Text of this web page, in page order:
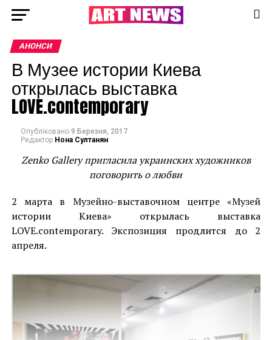
АНОНСИ
В Музее истории Киева
открылась выставка
LOVE.contemporary
Опубліковано 9 Березня, 2017
Редактор Нона Султанян
Zenko Gallery пригласила украинских художников
поговорить о любви
2 марта в Музейно-выставочном центре «Музей
истории Киева» открылась выставка
LOVE.contemporary. Экспозиция продлится до 2
апреля.